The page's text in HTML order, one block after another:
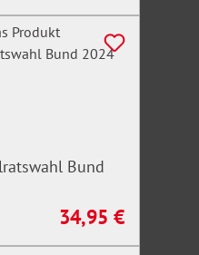
Bund
Regulärer Preis:
34,95 €